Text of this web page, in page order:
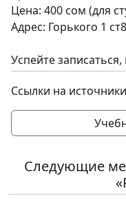
Цена: 400 сом (для
Адрес: Горького 1
Успейте
Ссылки на
Следующие